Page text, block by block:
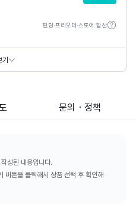
펀딩·프리오더·스토어 합산
기
문의・정책
성된 내용입니다.
버튼을 클릭해서 상품 선택 후 확인해